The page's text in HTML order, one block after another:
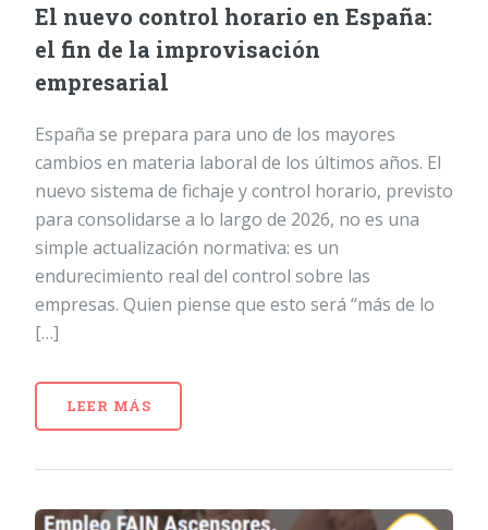
El nuevo control horario en España:
el fin de la improvisación
empresarial
España se prepara para uno de los mayores
cambios en materia laboral de los últimos años. El
nuevo sistema de fichaje y control horario, previsto
para consolidarse a lo largo de 2026, no es una
simple actualización normativa: es un
endurecimiento real del control sobre las
empresas. Quien piense que esto será “más de lo
[…]
LEER MÁS